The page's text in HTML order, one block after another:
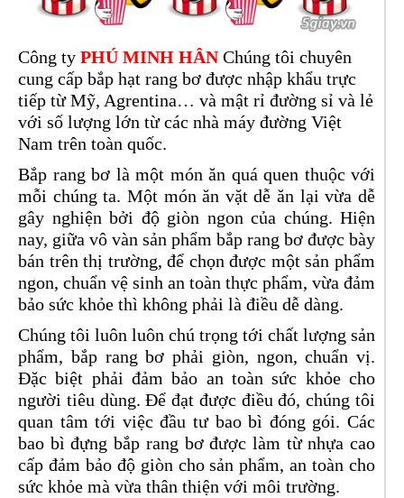
Công ty PHÚ MINH HÂNChúng tôi chuyên
cung cấp bắp hạt rang bơ được nhập khẩu trực
tiếp từ Mỹ, Agrentina… và mật rỉ đường sỉ và lẻ
với số lượng lớn từ các nhà máy đường Việt
Nam trên toàn quốc.
Bắp rang bơ là một món ăn quá quen thuộc với
mỗi chúng ta. Một món ăn vặt dễ ăn lại vừa dễ
gây nghiện bởi độ giòn ngon của chúng. Hiện
nay, giữa vô vàn sản phẩm bắp rang bơ được bày
bán trên thị trường, để chọn được một sản phẩm
ngon, chuẩn vệ sinh an toàn thực phẩm, vừa đảm
bảo sức khỏe thì không phải là điều dễ dàng.
Chúng tôi luôn luôn chú trọng tới chất lượng sản
phẩm, bắp rang bơ phải giòn, ngon, chuẩn vị.
Đặc biệt phải đảm bảo an toàn sức khỏe cho
người tiêu dùng. Để đạt được điều đó, chúng tôi
quan tâm tới việc đầu tư bao bì đóng gói. Các
bao bì đựng bắp rang bơ được làm từ nhựa cao
cấp đảm bảo độ giòn cho sản phẩm, an toàn cho
sức khỏe mà vừa thân thiện với môi trường.